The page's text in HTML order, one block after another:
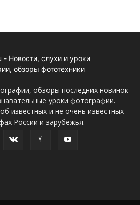
обзоры последних новинок
уроки фотографии.
известных и не очень известных
России и зарубежья.